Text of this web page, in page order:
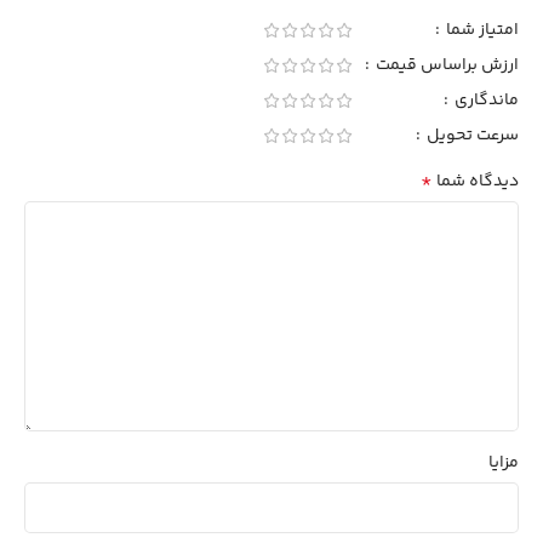
امتیاز شما
ارزش براساس قیمت
ماندگاری
سرعت تحویل
دیدگاه شما *
مزایا